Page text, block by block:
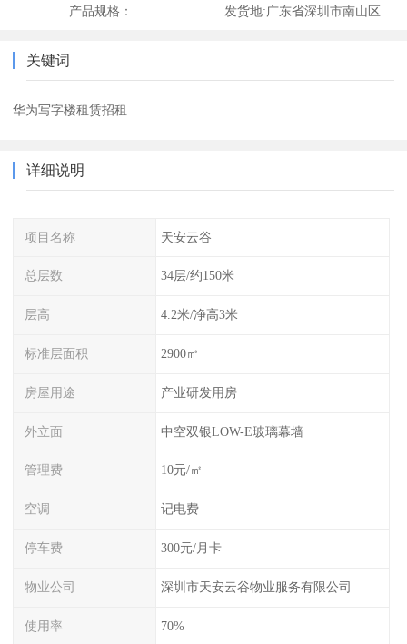
产品规格： 发货地:广东省深圳市南山区
关键词
华为写字楼租赁招租
详细说明
项目名称 天安云谷
总层数 34层/约150米
层高 4.2米/净高3米
标准层面积 2900㎡
房屋用途 产业研发用房
外立面 中空双银LOW-E玻璃幕墙
管理费 10元/㎡
空调 记电费
停车费 300元/月卡
物业公司 深圳市天安云谷物业服务有限公司
使用率 70%